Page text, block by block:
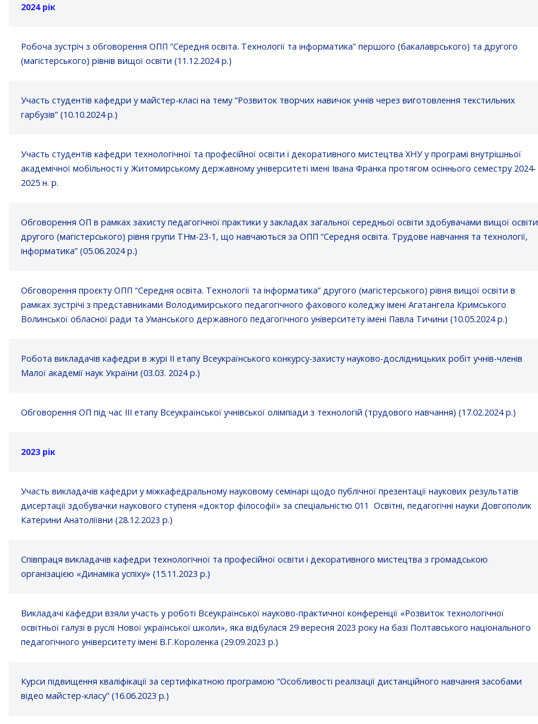
2024 рік
Робоча зустріч з обговорення ОПП “Середня освіта. Технології та інформатика” першого (бакалаврського) та другого
(магістерського) рівнів вищої освіти (11.12.2024 р.)
Участь студентів кафедри у майстер-класі на тему “Розвиток творчих навичок учнів через виготовлення текстильних
гарбузів” (10.10.2024 р.)
Участь студентів кафедри технологічної та професійної освіти і декоративного мистецтва ХНУ у програмі внутрішньої
академічної мобільності у Житомирському державному університеті імені Івана Франка протягом осіннього семестру 2024-
2025 н. р.
Обговорення ОП в рамках захисту педагогічної практики у закладах загальної середньої освіти здобувачами вищої освіти
другого (магістерського) рівня групи ТНм-23-1, що навчаються за ОПП “Середня освіта. Трудове навчання та технології,
інформатика” (05.06.2024 р.)
Обговорення проєкту ОПП “Середня освіта. Технології та інформатика” другого (магістерського) рівня вищої освіти в
рамках зустрічі з представниками Володимирського педагогічного фахового коледжу імені Агатангела Кримського
Волинської обласної ради та Уманського державного педагогічного університету імені Павла Тичини (10.05.2024 р.)
Робота викладачів кафедри в журі ІІ етапу Всеукраїнського конкурсу-захисту науково-дослідницьких робіт учнів-членів
Малої академії наук України (03.03. 2024 р.)
Обговорення ОП під час ІІІ етапу Всеукраїнської учнівської олімпіади з технологій (трудового навчання) (17.02.2024 р.)
2023 рік
Участь викладачів кафедри у міжкафедральному науковому семінарі щодо публічної презентації наукових результатів
дисертації здобувачки наукового ступеня «доктор філософії» за спеціальністю 011 Освітні, педагогічні науки Довгополик
Катерини Анатоліївни (28.12.2023 р.)
Співпраця викладачів кафедри технологічної та професійної освіти і декоративного мистецтва з громадською
організацією «Динаміка успіху» (15.11.2023 р.)
Викладачі кафедри взяли участь у роботі Всеукраїнської науково-практичної конференції «Розвиток технологічної
освітньої галузі в руслі Нової української школи», яка відбулася 29 вересня 2023 року на базі Полтавського національного
педагогічного університету імені В.Г.Короленка (29.09.2023 р.)
Курси підвищення кваліфікації за сертифікатною програмою “Особливості реалізації дистанційного навчання засобами
відео майстер-класу” (16.06.2023 р.)